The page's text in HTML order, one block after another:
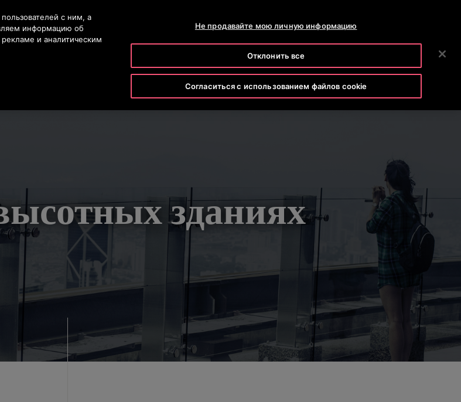
КОНТАКТНЫЙ ТЕЛЕФОН +7 7172 91 62 95 НОВОСТИ
ПОИСК
зданиях
с ним, а
информацию об
и аналитическим
Не продавайте мою личную информацию
Отклонить все
Согласиться с использованием файлов cookie